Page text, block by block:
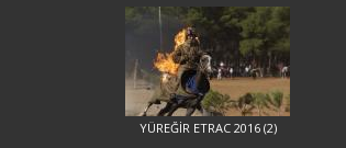
YÜREĞİR ETRAC 2016 (2)